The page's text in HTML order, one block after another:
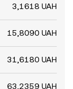
3,1618 UAH
15,8090 UAH
31,6180 UAH
63,2359 UAH